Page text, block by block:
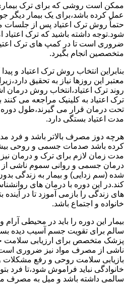
ممکن است روشی که برای ترک
عمل کرده باشد،برای یک بیمار دیگر
حتماً روش ترک اعتیاد پس از جلسات
شود.توجه داشته باشید که ترک
ضروری است تا در کمپ های ترک
متخصصین انجام بگیرد.
بنابراین انتخاب روش ترک اعتیاد و
معتبر این روزها نیاز به تحقیق
روند ترک اعتیاد،انتخاب روش درمان
ترک اعتیاد به کلینیک مراجعه می
تحت درمان قرار می گیرند،طول
مدت اعتیاد بستگی دارد.
هرچه دوز مصرف بالاتر باشد و فرد
کرده باشد صدمات جسمی و روحی
مدت زمان لازم برای ترک و درمان
درمان جسمی و روانی سموم ناشی از
شده (سم زدایی) و بیمار به زندگی
کند.در این دوره با درمان های
های زندگی را بازمی آموزد تا در آینده
خانواده و اجتماع باشد.
بیمار این دوره را باید در محیطی
سالم برای تقویت جسم آسیب دیده
پزشک متخصص برای ارزیابی
ناشی از مصرف مواد نیز ضروری
بازیابی سلامت روحی و رفع مشکلات
خانوادگی نباید فراموش شود،تا فرد
سالمی داشته باشد و میل به مصرف